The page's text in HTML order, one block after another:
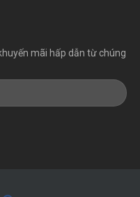
mãi hấp dẫn từ chúng